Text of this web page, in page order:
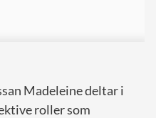
Madeleine deltar i
roller som